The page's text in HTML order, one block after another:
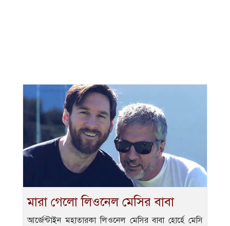
মারা গেলো লিওনেল মেসির বাবা
আর্জেন্টাইন মহাতারকা লিওনেল মেসির বাবা হোর্হে মেসি